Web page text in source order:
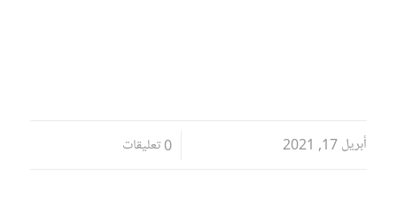
أبريل 17, 2021 0 تعليقات